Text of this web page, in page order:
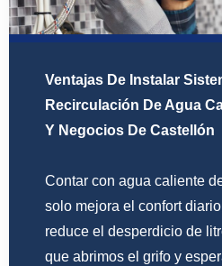
Ventajas De Instalar
Recirculación De Agua
Y Negocios De Castellón
Contar con agua caliente
solo mejora el confort
reduce el desperdicio de
que abrimos el grifo y